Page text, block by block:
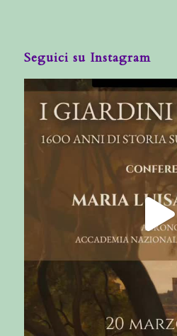
Seguici su Instagram